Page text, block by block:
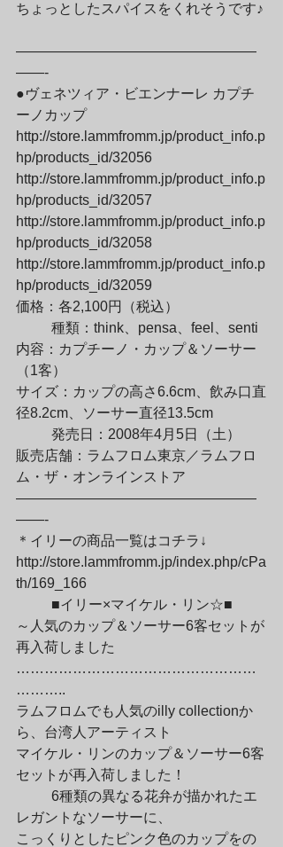
ちょっとしたスパイスをくれそうです♪
—————————————————
——-
●ヴェネツィア・ビエンナーレ カプチ
ーノカップ
http://store.lammfromm.jp/product_info.p
hp/products_id/32056
http://store.lammfromm.jp/product_info.p
hp/products_id/32057
http://store.lammfromm.jp/product_info.p
hp/products_id/32058
http://store.lammfromm.jp/product_info.p
hp/products_id/32059
価格：各2,100円（税込）
内容：カプチーノ・カップ＆ソーサー
（1客）
サイズ：カップの高さ6.6cm、飲み口直
径8.2cm、ソーサー直径13.5cm
販売店舗：ラムフロム東京／ラムフロ
ム・ザ・オンラインストア
—————————————————
——-
＊イリーの商品一覧はコチラ↓
http://store.lammfromm.jp/index.php/cPa
th/169_166
～人気のカップ＆ソーサー6客セットが
再入荷しました
……………………………………………
………..
ラムフロムでも人気のilly collectionか
ら、台湾人アーティスト
マイケル・リンのカップ＆ソーサー6客
セットが再入荷しました！
レガントなソーサーに、
こっくりとしたピンク色のカップをの